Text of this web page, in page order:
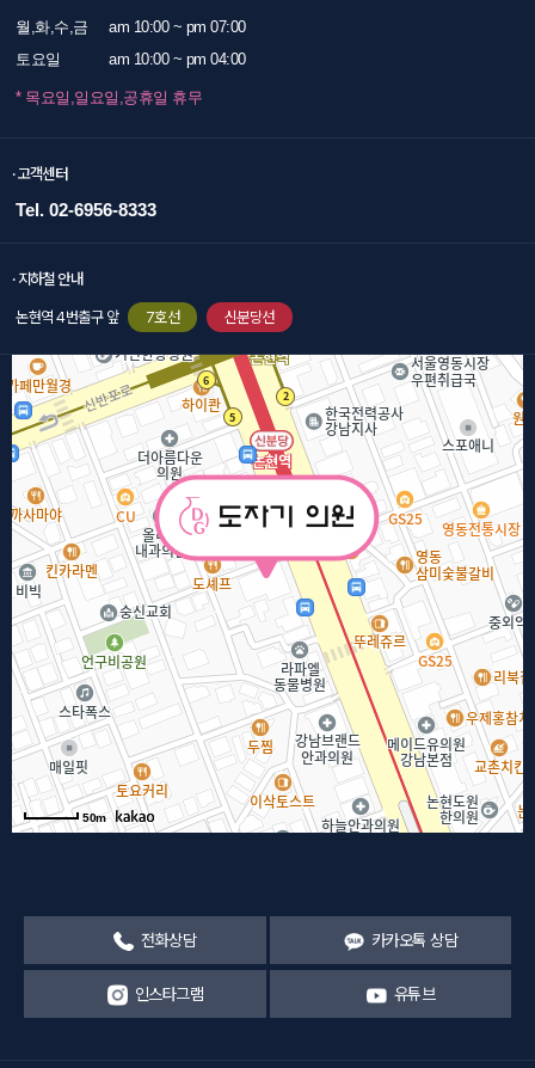
월,화,수,금
am 10:00 ~ pm 07:00
토요일
am 10:00 ~ pm 04:00
* 목요일,일요일,공휴일 휴무
· 고객센터
Tel. 02-6956-8333
· 지하철 안내
논현역 4번출구 앞 7호선 신분당선
50m
전화상담 카카오톡 상담
인스타그램 유튜브